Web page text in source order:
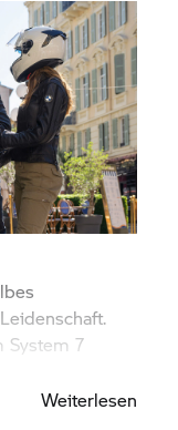
System 7
Weiterlesen